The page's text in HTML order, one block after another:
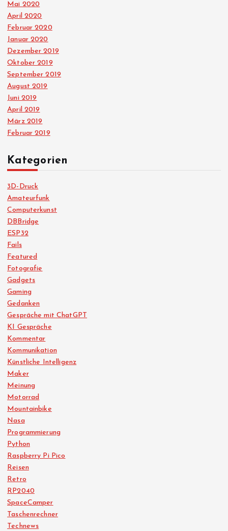
Mai 2020
April 2020
Februar 2020
Januar 2020
Dezember 2019
Oktober 2019
September 2019
August 2019
Juni 2019
April 2019
März 2019
Februar 2019
Kategorien
3D-Druck
Amateurfunk
Computerkunst
DBBridge
ESP32
Fails
Featured
Fotografie
Gadgets
Gaming
Gedanken
Gespräche mit ChatGPT
KI Gespräche
Kommentar
Kommunikation
Künstliche Intelligenz
Maker
Meinung
Motorrad
Mountainbike
Nasa
Programmierung
Python
Raspberry Pi Pico
Reisen
Retro
RP2040
SpaceCamper
Taschenrechner
Technews